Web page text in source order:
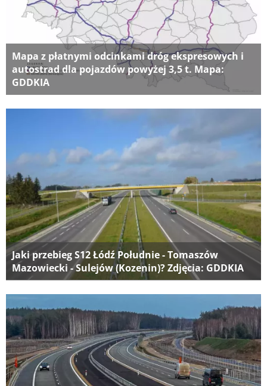
Mapa z płatnymi odcinkami dróg ekspresowych i
autostrad dla pojazdów powyżej 3,5 t. Mapa:
GDDKIA
Jaki przebieg S12 Łódź Południe - Tomaszów
Mazowiecki - Sulejów (Kozenin)? Zdjęcia: GDDKIA